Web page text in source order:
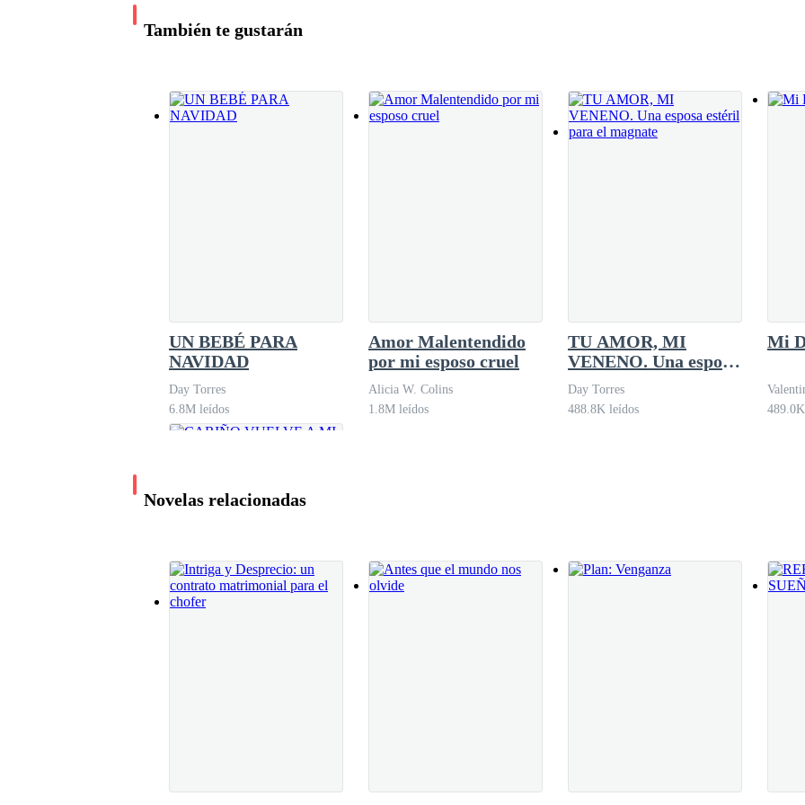
objeto; sin embargo, la he humillado un sinfín de veces sin abrir la boca, y aunque la he
También te gustarán
UN BEBÉ PARA
NAVIDAD
Day Torres
6.8M leídos
Amor Malentendido
por mi esposo cruel
Alicia W. Colins
1.8M leídos
TU AMOR, MI
VENENO. Una esposa
estéril para el
magnate
Day Torres
488.8K leídos
Mi
Novelas relacionadas